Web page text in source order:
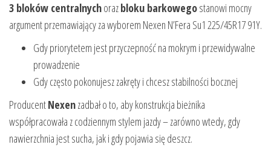
3 bloków centralnychorazbloku barkowegostanowi mocny
argument przemawiający za wyborem Nexen N’Fera Su1 225/45R17 91Y.
Gdy priorytetem jest przyczepność na mokrym i przewidywalne
prowadzenie
Gdy często pokonujesz zakręty i chcesz stabilności bocznej
ProducentNexenzadbał o to, aby konstrukcja bieżnika
współpracowała z codziennym stylem jazdy – zarówno wtedy, gdy
nawierzchnia jest sucha, jak i gdy pojawia się deszcz.